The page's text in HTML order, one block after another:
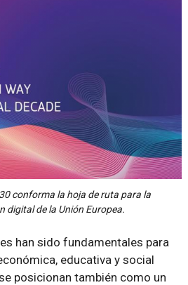
conforma la hoja de ruta para la
digital de la Unión Europea.
han sido fundamentales para
educativa y social
posicionan también como un